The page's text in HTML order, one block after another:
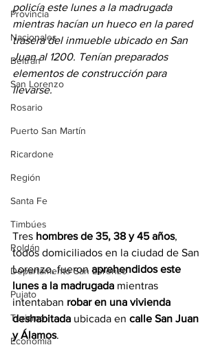
Provincia
Nacionales
Beltrán
San Lorenzo
Rosario
Puerto San Martín
Ricardone
Región
Santa Fe
Timbúes
Roldán
Departamento San Lorenzo
Pujato
Turismo
Economía
policía este lunes a la madrugada
mientras hacían un hueco en la pared
trasera del inmueble ubicado en San
Juan al 1200. Tenían preparados
elementos de construcción para
llevarse.
Tres hombres de 35, 38 y 45 años,
todos domiciliados en la ciudad de San
Lorenzo, fueron aprehendidos este
lunes a la madrugada mientras
intentaban robar en una vivienda
deshabitada ubicada en calle San Juan
y Álamos.